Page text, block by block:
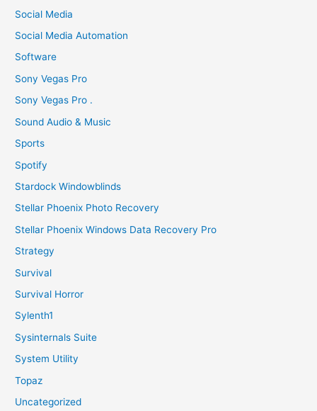
Social Media
Social Media Automation
Software
Sony Vegas Pro
Sony Vegas Pro .
Sound Audio & Music
Sports
Spotify
Stardock Windowblinds
Stellar Phoenix Photo Recovery
Stellar Phoenix Windows Data Recovery Pro
Strategy
Survival
Survival Horror
Sylenth1
Sysinternals Suite
System Utility
Topaz
Uncategorized